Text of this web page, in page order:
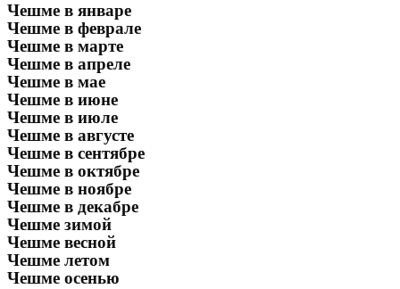
Чешме в январе
Чешме в феврале
Чешме в марте
Чешме в апреле
Чешме в мае
Чешме в июне
Чешме в июле
Чешме в августе
Чешме в сентябре
Чешме в октябре
Чешме в ноябре
Чешме в декабре
Чешме зимой
Чешме весной
Чешме летом
Чешме осенью